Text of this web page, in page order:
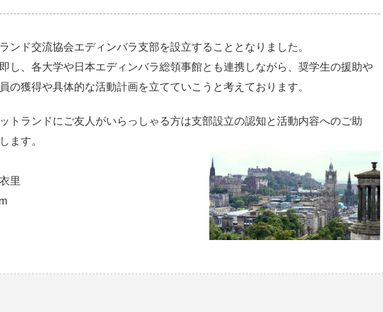
ンド交流協会エディンバラ支部を設立することとなりました。
し、各大学や日本エディンバラ総領事館とも連携しながら、奨学生の援助や
の獲得や具体的な活動計画を立てていこうと考えております。
トランドにご友人がいらっしゃる方は支部設立の認知と活動内容へのご助
ます。
里